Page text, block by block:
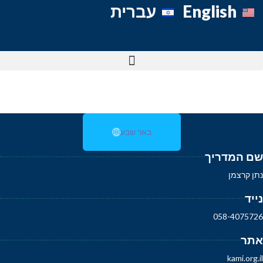
English עברית
באר שבע
שם המדריך
נתן קרצמן
נייד
058-4075726
אתר
kami.org.il